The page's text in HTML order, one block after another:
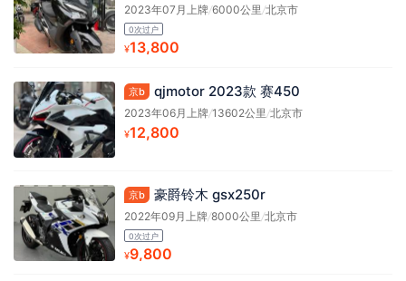
2023年07月上牌/6000公里 /北京市
0次过户
¥13,800
京b qjmotor 2023款 赛450
2023年06月上牌/13602公里/北京市
¥12,800
京b 豪爵铃木 gsx250r
2022年09月上牌/8000公里/北京市
0次过户
¥9,800